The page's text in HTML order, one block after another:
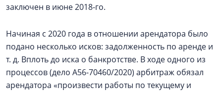
заключен в июне 2018-го.
Начиная с 2020 года в отношении арендатора было
подано несколько исков: задолженность по аренде и
т. д. Вплоть до иска о банкротстве. В ходе одного из
процессов (дело А56-70460/2020) арбитраж обязал
арендатора «произвести работы по текущему и